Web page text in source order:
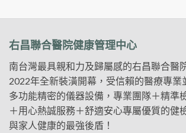
右昌聯合醫院健康管理中心
南台灣最具親和力及歸屬感的右昌聯合醫
2022年全新裝潢開幕，受信賴的醫療專業
多功能精密的儀器設備，專業團隊＋精準
＋用心熱誠服務＋舒適安心專屬優質的健
與家人健康的最強後盾！